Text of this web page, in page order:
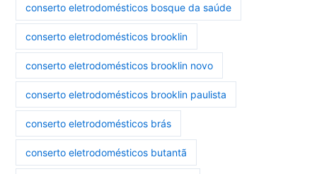
conserto eletrodomésticos bosque da saúde
conserto eletrodomésticos brooklin
conserto eletrodomésticos brooklin novo
conserto eletrodomésticos brooklin paulista
conserto eletrodomésticos brás
conserto eletrodomésticos butantã